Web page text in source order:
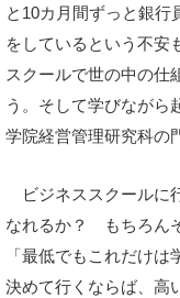
と10カ月間ずっと銀行
をしているという不安
スクールで世の中の仕
う。そして学びながら
学院経営管理研究科の
ビジネススクールに
なれるか？ もちろん
「最低でもこれだけ
決めて行くならば、高